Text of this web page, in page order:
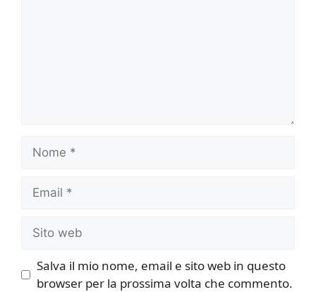
Nome
Email
Sito
web
Salva il mio nome, email e sito web in questo
browser per la prossima volta che commento.